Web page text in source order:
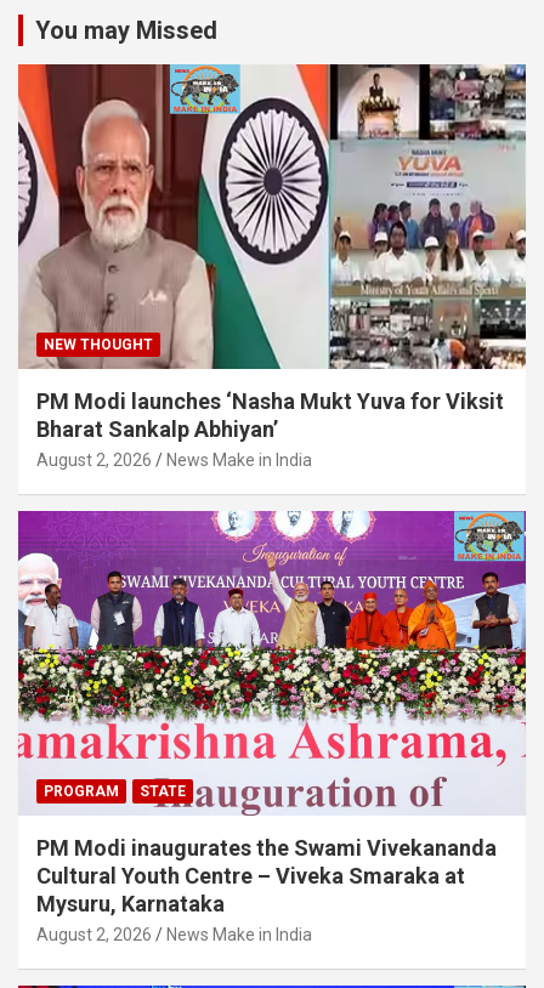
You may Missed
NEW THOUGHT
PM Modi launches ‘Nasha Mukt Yuva for Viksit
Bharat Sankalp Abhiyan’
August 2, 2026 News Make in India
PROGRAM STATE
PM Modi inaugurates the Swami Vivekananda
Cultural Youth Centre – Viveka Smaraka at
Mysuru, Karnataka
August 2, 2026 News Make in India